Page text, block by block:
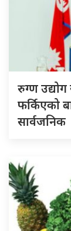
रुग्ण
फर्किएको
सार्वजनिक